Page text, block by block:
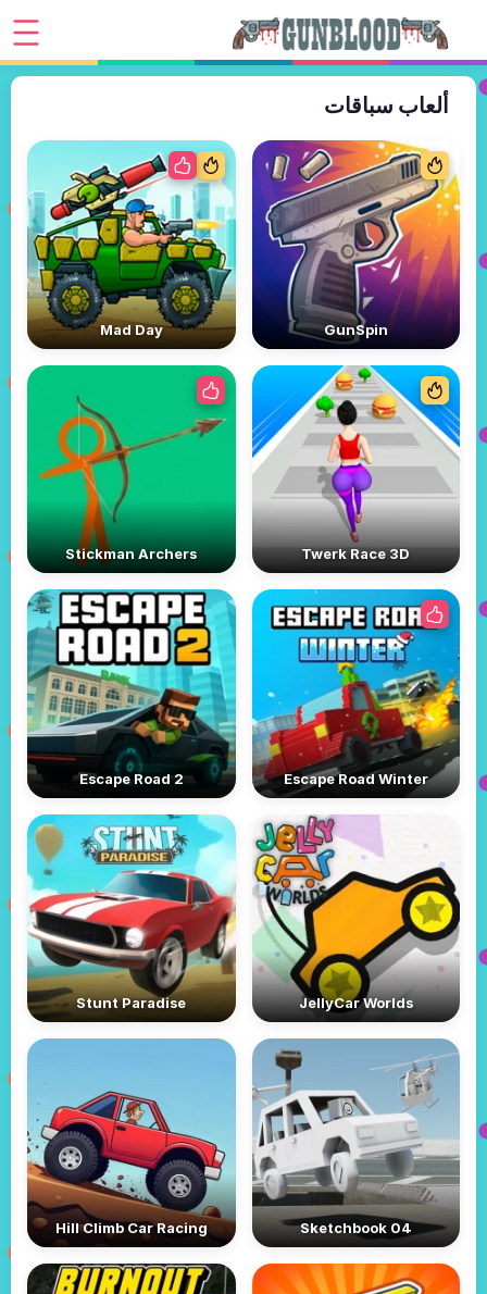
ألعاب سباقات
GunSpin
Mad Day
Twerk Race 3D
Stickman Archers
Escape Road Winter
Escape Road 2
JellyCar Worlds
Stunt Paradise
Sketchbook 04
Hill Climb Car Racing